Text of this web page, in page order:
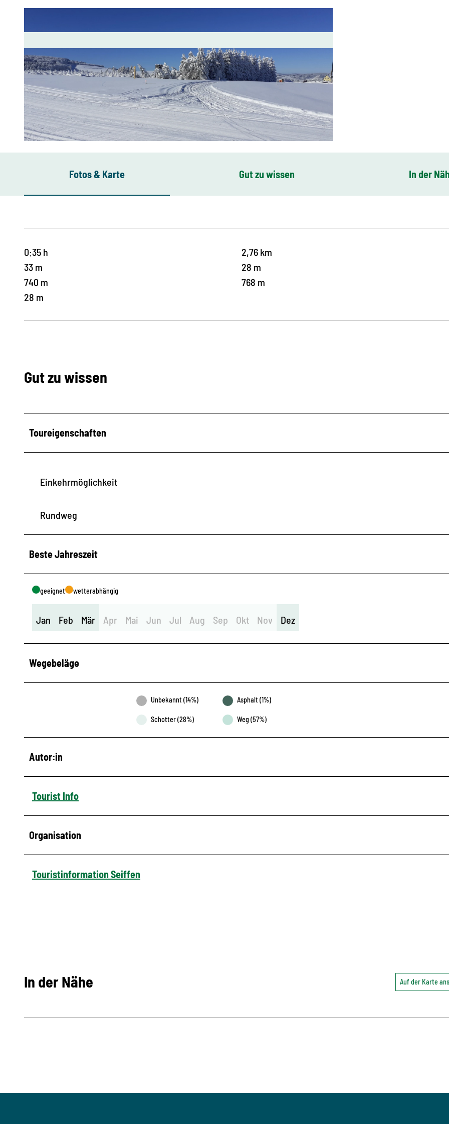
Fotos & Karte Gut zu wissen In der
0:35 h
2,76 km
33 m
28 m
740 m
768 m
28 m
Gut zu wissen
Toureigenschaften
Einkehrmöglichkeit
Rundweg
Beste Jahreszeit
geeignet wetterabhängig
Jan Feb Mär Apr Mai Jun Jul Aug Sep Okt Nov Dez
Wegebeläge
Unbekannt (14%) Asphalt (1%)
Schotter (28%) Weg (57%)
Autor:in
Tourist Info
Organisation
Touristinformation Seiffen
In der Nähe Auf der Karte